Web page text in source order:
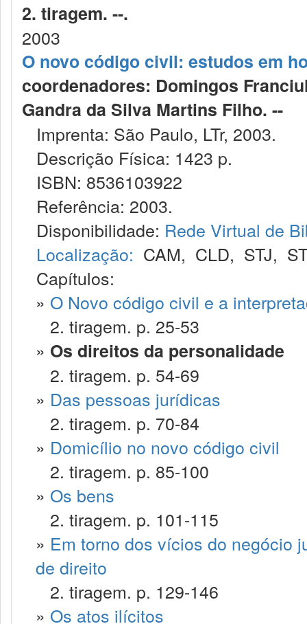
2. tiragem. --.
2003
O novo código civil: estudos em
coordenadores: Domingos
Gandra da Silva Martins Filho. --
Imprenta: São Paulo, LTr, 2003.
Descrição Física: 1423 p.
ISBN: 8536103922
Referência: 2003.
Disponibilidade: Rede Virtual de
Localização: CAM, CLD, STJ,
Capítulos:
» O Novo código civil e a
2. tiragem. p. 25-53
» Os direitos da personalidade
2. tiragem. p. 54-69
» Das pessoas jurídicas
2. tiragem. p. 70-84
» Domicílio no novo código civil
2. tiragem. p. 85-100
» Os bens
2. tiragem. p. 101-115
» Em torno dos vícios do negócio
de direito
2. tiragem. p. 129-146
» Os atos ilícitos